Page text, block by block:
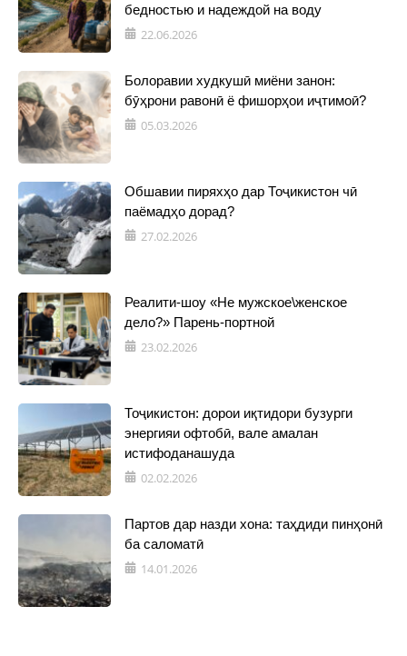
бедностью и надеждой на воду
22.06.2026
Болоравии худкушӣ миёни занон:
бӯҳрони равонӣ ё фишорҳои иҷтимоӣ?
05.03.2026
Обшавии пиряхҳо дар Тоҷикистон чӣ
паёмадҳо дорад?
27.02.2026
Реалити-шоу «Не мужское\женское
дело?» Парень-портной
23.02.2026
Тоҷикистон: дорои иқтидори бузурги
энергияи офтобӣ, вале амалан
истифоданашуда
02.02.2026
Партов дар назди хона: таҳдиди пинҳонӣ
ба саломатӣ
14.01.2026